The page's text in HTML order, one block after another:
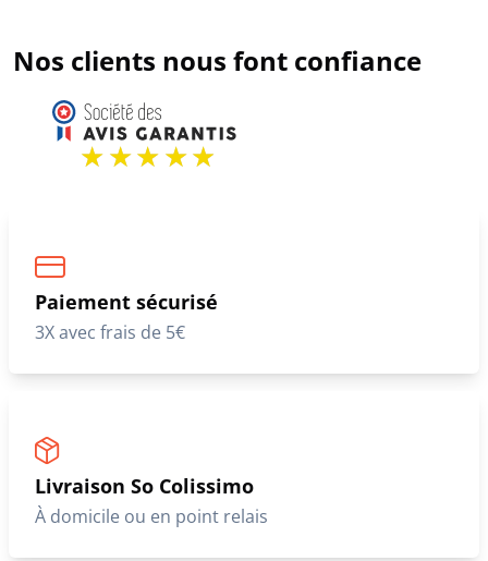
Nos clients nous font confiance
Paiement sécurisé
3X avec frais de 5€
Livraison So Colissimo
À domicile ou en point relais